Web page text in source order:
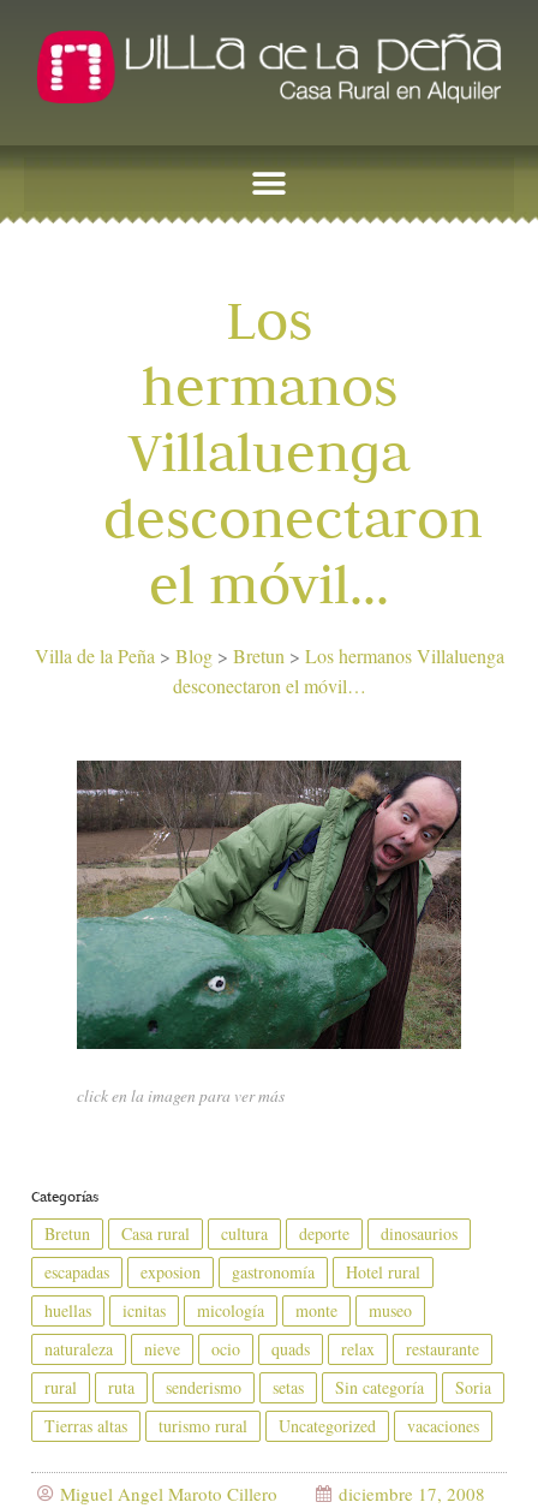
Los
hermanos
Villaluenga
desconectaron
el móvil…
Villa de la Peña > Blog> Bretun > Los hermanos Villaluenga
desconectaron el móvil…
click en la imagen para ver más
Categorías
Bretun Casa rural cultura deporte
dinosaurios
escapadas
exposion gastronomía
Hotel rural
huellas
icnitas micología monte
museo
naturaleza
nieve ocio quads relax
restaurante
rural
ruta senderismo setas Sin categoría
Soria
Tierras altas
turismo rural Uncategorized vacaciones
Miguel Angel Maroto Cillero
diciembre 17, 2008